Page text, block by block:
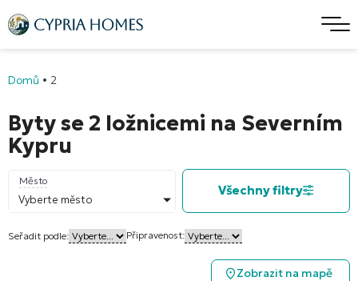
Domů • 2
Byty se 2 ložnicemi na Severním
Kypru
Město
Vyberte město
Všechny filtry
Seřadit podle: Připravenost:
Zobrazit na mapě